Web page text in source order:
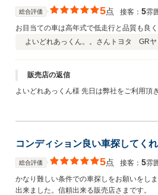
総合評価 5点 接客： 5雰
お目当ての車は高年式で低走行と品質も良
よいどれあっくん。。さん トヨタ GRヤ
販売店の返信
よいどれあっくん様 先日は弊社をご利用頂
コンディション良い車探してくれ
総合評価 5点 接客： 5雰
かなり難しい条件での車探しをお願いをし
出来ました。信頼出来る販売店さまです。